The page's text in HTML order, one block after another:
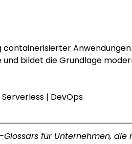
bildet die Grundlage
Serverless | DevOps
für Unternehmen, die